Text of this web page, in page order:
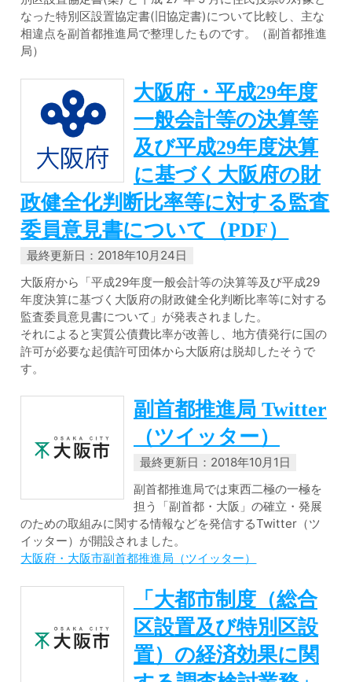
なった特別区設置協定書(旧協定書)について比較し、主な
相違点を副首都推進局で整理したものです。（副首都推進
局）
大阪府・平成29年度
一般会計等の決算等
及び平成29年度決算
に基づく大阪府の財
政健全化判断比率等に対する監査
委員意見書について（PDF）
最終更新日：2018年10月24日
大阪府から「平成29年度一般会計等の決算等及び平成29
年度決算に基づく大阪府の財政健全化判断比率等に対する
監査委員意見書について」が発表されました。
それによると実質公債費比率が改善し、地方債発行に国の
許可が必要な起債許可団体から大阪府は脱却したそうで
す。
副首都推進局 Twitter
（ツイッター）
最終更新日：2018年10月1日
副首都推進局では東西二極の一極を
担う「副首都・大阪」の確立・発展
のための取組みに関する情報などを発信するTwitter（ツ
イッター）が開設されました。
大阪府・大阪市副首都推進局（ツイッター）
「大都市制度（総合
区設置及び特別区設
置）の経済効果に関